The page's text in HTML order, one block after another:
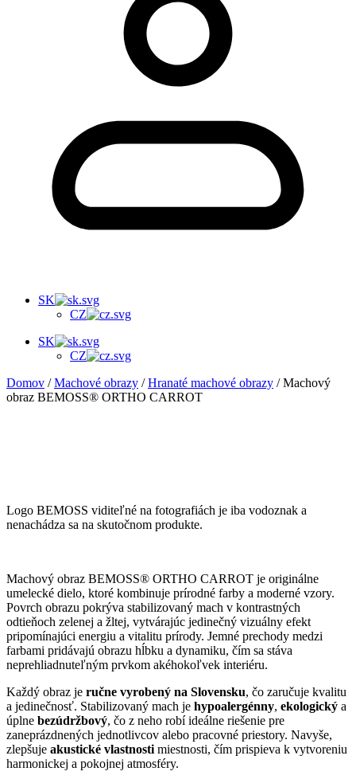
SK
CZ
SK
CZ
Domov /Machové obrazy /Hranaté machové obrazy / Machový
obraz BEMOSS® ORTHO CARROT
Logo BEMOSS viditeľné na fotografiách je iba vodoznak a
nenachádza sa na skutočnom produkte.
Machový obraz BEMOSS® ORTHO CARROT je originálne
umelecké dielo, ktoré kombinuje prírodné farby a moderné vzory.
Povrch obrazu pokrýva stabilizovaný mach v kontrastných
odtieňoch zelenej a žltej, vytvárajúc jedinečný vizuálny efekt
pripomínajúci energiu a vitalitu prírody. Jemné prechody medzi
farbami pridávajú obrazu hĺbku a dynamiku, čím sa stáva
neprehliadnuteľným prvkom akéhokoľvek interiéru.
Každý obraz je ručne vyrobený na Slovensku, čo zaručuje kvalitu
a jedinečnosť. Stabilizovaný mach je hypoalergénny, ekologický a
úplne bezúdržbový, čo z neho robí ideálne riešenie pre
zaneprázdnených jednotlivcov alebo pracovné priestory. Navyše,
zlepšuje akustické vlastnosti miestnosti, čím prispieva k vytvoreniu
harmonickej a pokojnej atmosféry.